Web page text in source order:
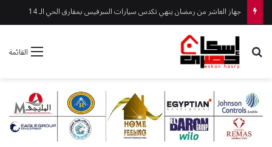
جهاز الشيخ زايد يواصل تطوير الطرق لتعزيز السلامة المرورية
القائمة بحث عن